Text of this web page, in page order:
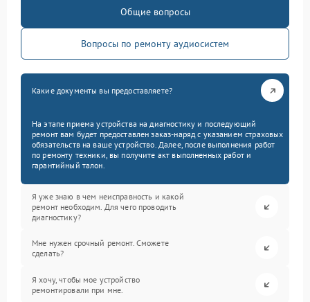
Общие вопросы
Вопросы по ремонту аудиосистем
Какие документы вы предоставляете?
На этапе приема устройства на диагностику и последующий
ремонт вам будет предоставлен заказ-наряд с указанием страховых
обязательств на ваше устройство. Далее, после выполнения работ
по ремонту техники, вы получите акт выполненных работ и
гарантийный талон.
Я уже знаю в чем неисправность и какой
ремонт необходим. Для чего проводить
диагностику?
Мне нужен срочный ремонт. Сможете
сделать?
Я хочу, чтобы мое устройство
ремонтировали при мне.